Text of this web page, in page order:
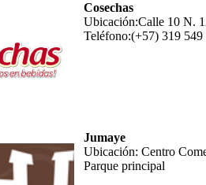
Cosechas
Ubicación:Calle 10 N.
Teléfono:(+57) 319 549
Jumaye
Ubicación: Centro
Parque principal